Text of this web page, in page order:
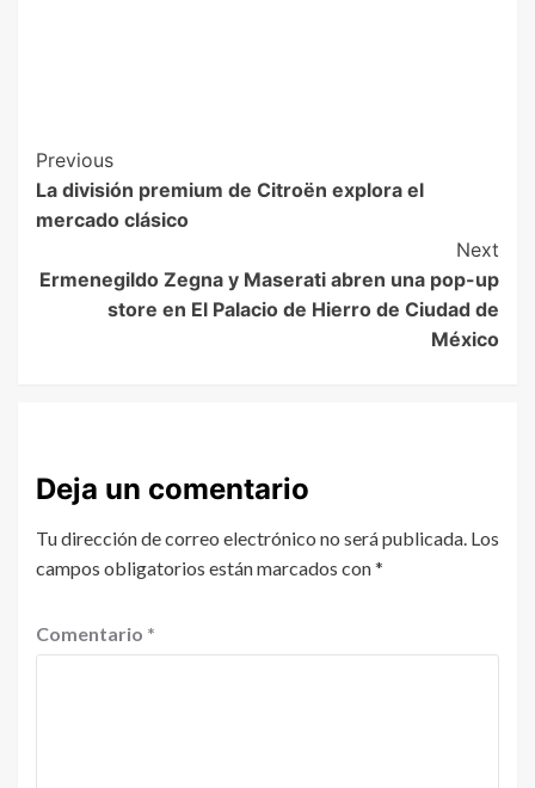
Previous
La división premium de Citroën explora el
mercado clásico
Next
Ermenegildo Zegna y Maserati abren una pop-up
store en El Palacio de Hierro de Ciudad de
México
Deja un comentario
Tu dirección de correo electrónico no será publicada. Los
campos obligatorios están marcados con*
Comentario *